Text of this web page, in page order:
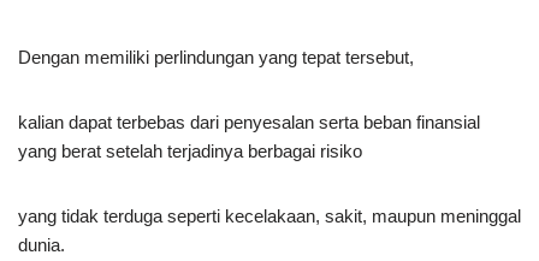
Dengan memiliki perlindungan yang tepat tersebut,
kalian dapat terbebas dari penyesalan serta beban finansial
yang berat setelah terjadinya berbagai risiko
yang tidak terduga seperti kecelakaan, sakit, maupun meninggal
dunia.